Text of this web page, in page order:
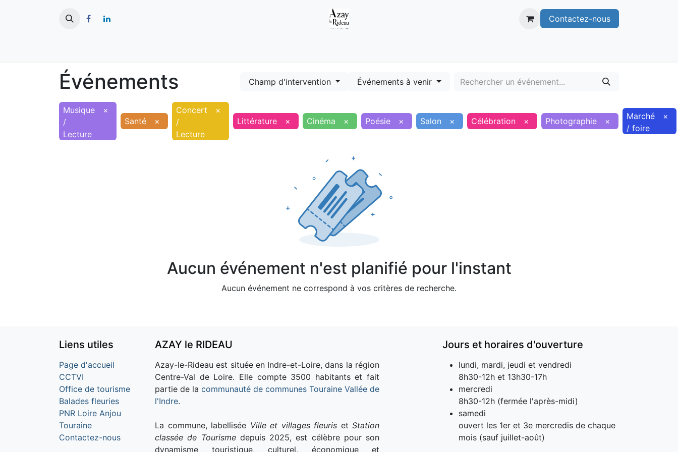
Contactez-nous
Événements Champ d'intervention Événements à venir
Musique
/
Lecture
×
Santé
×
Concert
/
Lecture
×
Littérature
× Cinéma × Poésie × Salon × Célébration × Photographie ×
Marché
/ foire
×
Aucun événement n'est planifié pour l'instant
Aucun événement ne correspond à vos critères de recherche.
Liens utiles
Page d'accueil
CCTVI
Office de tourisme
Balades fleuries
PNR Loire Anjou
Touraine
Contactez-nous
AZAY le RIDEAU
Azay-le-Rideau est située en Indre-et-Loire, dans la région
Centre-Val de Loire. Elle compte 3500 habitants et fait
partie de la communauté de communes Touraine Vallée de
l'Indre.
La commune, labellisée Ville et villages fleuris et Station
classée de Tourismedepuis 2025, est célèbre pour son
dynamisme touristique, culturel, économique et
Jours et horaires d'ouverture
lundi, mardi, jeudi et vendredi
8h30-12h et 13h30-17h
mercredi
8h30-12h (fermée l'après-midi)
samedi
ouvert les 1er et 3e mercredis de chaque
mois (sauf juillet-août)